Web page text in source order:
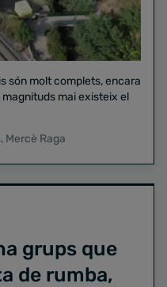
són molt complets, encara
mai existeix el
, Mercè Raga
grups que
de rumba,